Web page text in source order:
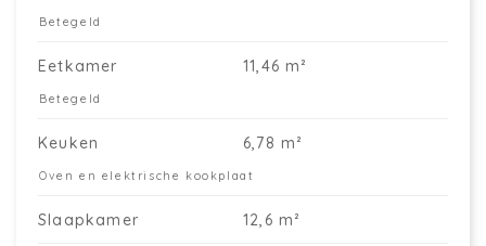
Betegeld
Eetkamer 11,46 m²
Betegeld
Keuken 6,78 m²
Oven en elektrische kookplaat
Slaapkamer 12,6 m²